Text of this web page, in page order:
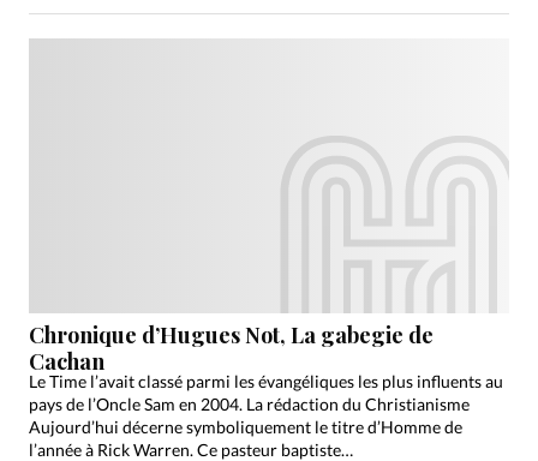
Chronique d’Hugues Not, La gabegie de
Cachan
Le Time l’avait classé parmi les évangéliques les plus influents au
pays de l’Oncle Sam en 2004. La rédaction du Christianisme
Aujourd’hui décerne symboliquement le titre d’Homme de
l’année à Rick Warren. Ce pasteur baptiste…